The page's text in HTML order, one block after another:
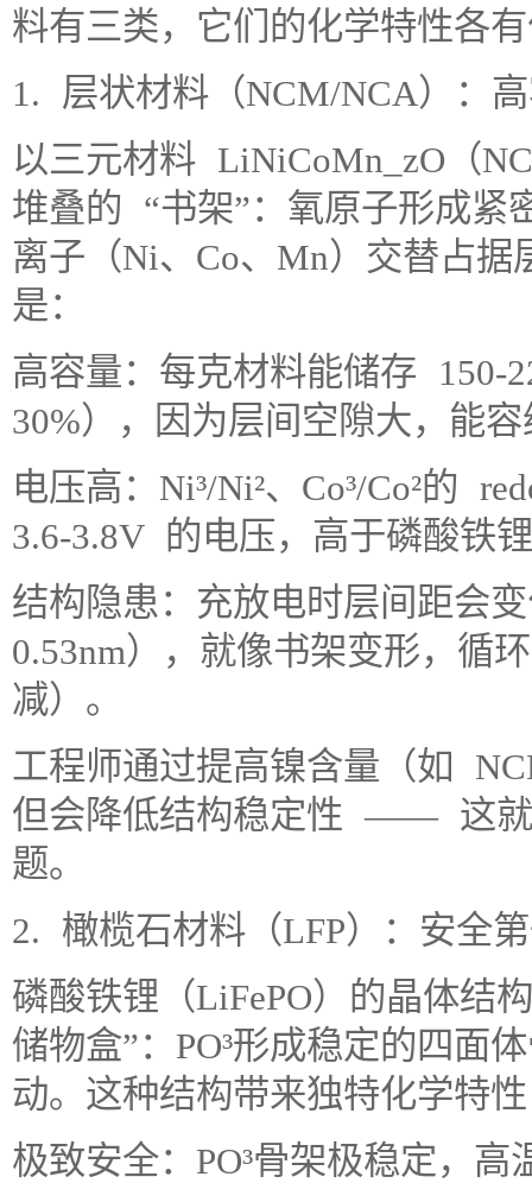
料有三类，它们的化学特性各
1. 层状材料（NCM/NCA）：
以三元材料 LiNiCoMn_zO（
堆叠的 “书架”：氧原子形成紧
离子（Ni、Co、Mn）交替占
是：
高容量：每克材料能储存 150-
30%），因为层间空隙大，能
电压高：Ni³/Ni²、Co³/Co²的
3.6-3.8V 的电压，高于磷酸铁
结构隐患：充放电时层间距会
0.53nm），就像书架变形，循
减）。
工程师通过提高镍含量（如
但会降低结构稳定性 —— 这就
题。
2. 橄榄石材料（LFP）：安全
磷酸铁锂（LiFePO）的晶体结
储物盒”：PO³形成稳定的四面
动。这种结构带来独特化学特
极致安全：PO³骨架极稳定，